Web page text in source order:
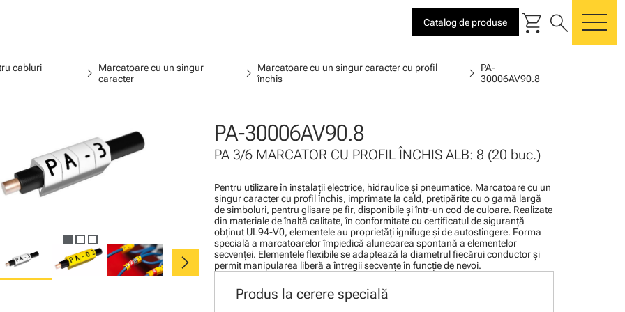
Catalog de produse shopping_cart search
cabluri
chevron_right
Marcatoare cu un singur
caracter
chevron_right
Marcatoare cu un singur caracter cu profil
închis
chevron_right
PA-
30006AV90.8
chevron_right
PA-30006AV90.8
PA 3/6 MARCATOR CU PROFIL ÎNCHIS ALB: 8 (20 buc.)
Pentru utilizare în instalaţii electrice, hidraulice şi pneumatice. Marcatoare cu un
singur caracter cu profil închis, imprimate la cald, pretipărite cu o gamă largă
de simboluri, pentru glisare pe fir, disponibile şi într-un cod de culoare. Realizate
din materiale de înaltă calitate, în conformitate cu certificatul de siguranţă
obţinut UL94-V0, elementele au proprietăţi ignifuge şi de autostingere. Forma
specială a marcatoarelor împiedică alunecarea spontană a elementelor
secvenţei. Elementele flexibile se adaptează la diametrul fiecărui conductor şi
permit manipularea liberă a întregii secvenţe în funcţie de nevoi.
Produs la cerere specială